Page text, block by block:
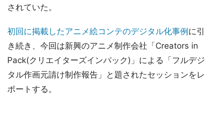
されていた。
初回に掲載したアニメ絵コンテのデジタル化事例 に引
き続き、今回は新興のアニメ制作会社「Creators in
Pack(クリエイターズインパック)」による「フルデジ
タル作画元請け制作報告」と題されたセッションをレ
ポートする。